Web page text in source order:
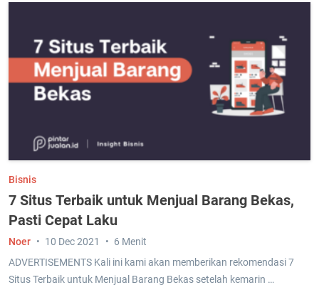
Bisnis
7 Situs Terbaik untuk Menjual Barang Bekas,
Pasti Cepat Laku
ADVERTISEMENTS Kali ini kami akan memberikan rekomendasi 7
Situs Terbaik untuk Menjual Barang Bekas setelah kemarin …
Noer 10 Dec 2021 6 Menit